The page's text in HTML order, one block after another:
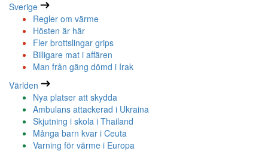
Sverige
Regler om värme
Hösten är här
Fler brottslingar grips
Billigare mat i affären
Man från gäng dömd i Irak
Världen
Nya platser att skydda
Ambulans attackerad i Ukraina
Skjutning i skola i Thailand
Många barn kvar i Ceuta
Varning för värme i Europa